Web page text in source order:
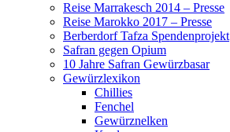
Reise Marrakesch 2014 – Presse
Reise Marokko 2017 – Presse
Berberdorf Tafza Spendenprojekt
Safran gegen Opium
10 Jahre Safran Gewürzbasar
Gewürzlexikon
Chillies
Fenchel
Gewürznelken